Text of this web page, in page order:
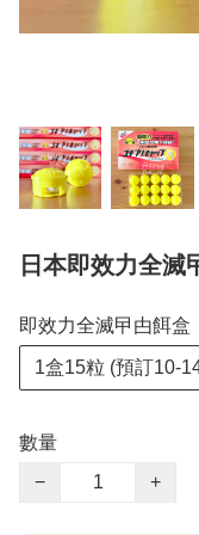
日本即效力全滅
即效力全滅曱甴餌盒
1盒15粒 (預訂10-
數量
−
+